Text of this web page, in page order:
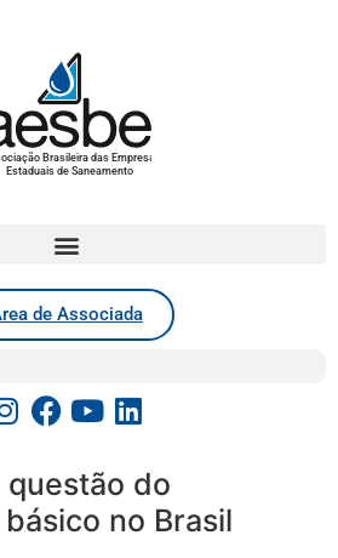
Brasileira das Empresas
Estaduais de Saneamento
de Associada
questão do
no Brasil